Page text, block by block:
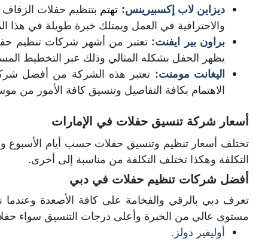
ديزاين لاب إكسبيرينس: تهتم بتنظيم حفلات
والاحترافية في العمل ويمتلك خبرة طويلة في هذا
براون بير ايفنت:
يظهر الحفل بشكله المثالي وذلك عبر التخطيط
اليغانت مومنت: تعتبر هذه الشركة من أفضل
الاهتمام بكافة التفاصيل وتنسيق كافة الأمور من
أسعار شركة تنسيق حفلات في الإمارات
تختلف أسعار تنظيم وتنسيق حفلات حسب أيام الأسبوع
التكلفة وهكذا تختلف التكلفة من مناسبة إلى أخرى.
أفضل شركات تنظيم حفلات في دبي
تعرف دبي بالرقي والفخامة على كافة الأصعدة
مستوى عالي من الخبرة وأعلى درجات التنسيق سواء
أوليفير دولز.